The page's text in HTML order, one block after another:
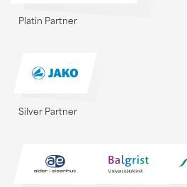
Platin Partner
Silver Partner